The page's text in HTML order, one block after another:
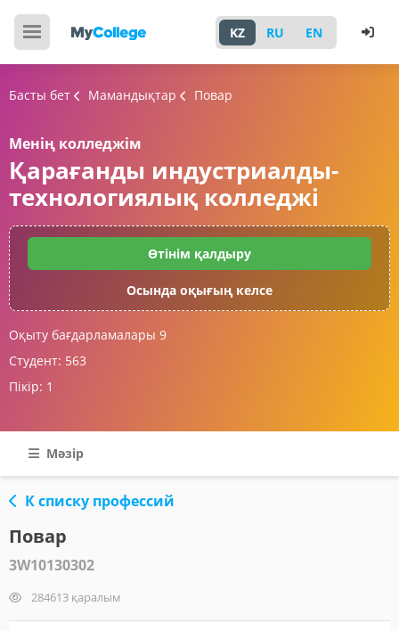
KZ RU EN
Басты бет Мамандықтар Повар
Менің колледжім
Қарағанды индустриалды-
технологиялық колледжі
Өтінім қалдыру
Осында оқығың келсе
Оқыту бағдарламалары 9
Студент: 563
Пікір: 1
Мәзір
К списку профессий
Повар
3W10130302
284613 қаралым